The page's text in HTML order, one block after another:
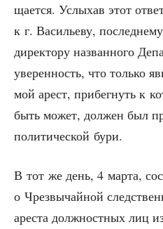
ща­ет­ся. Услы­хав этот
к г. Васи­лье­ву,
дирек­то­ру назван­но­го
уве­рен­ность, что толь­ко
мой арест, при­бег­нуть к
быть может, дол­жен был
поли­ти­че­ской бури.
В тот же день, 4 мар­та,
о Чрез­вы­чай­ной
аре­ста долж­ност­ных лиц